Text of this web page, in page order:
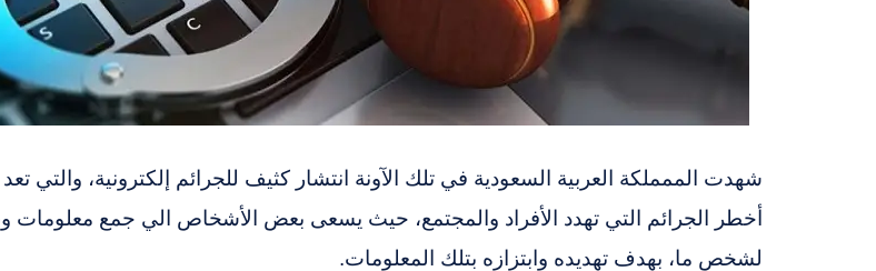
شهدت الممملكة العربية السعودية في تلك الآونة انتشار كثيف للجرائم إلكترونية، والتي
أخطر الجرائم التي تهدد الأفراد والمجتمع، حيث يسعى بعض الأشخاص الي جمع معلومات
لشخص ما، بهدف تهديده وابتزازه بتلك المعلومات.